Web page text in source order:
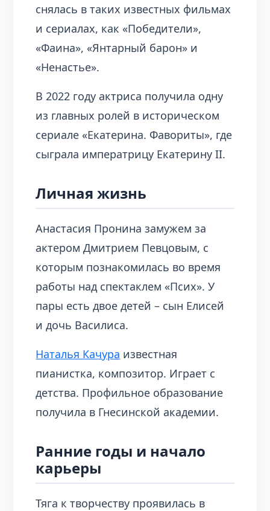
снялась в таких известных фильмах
и сериалах, как «Победители»,
«Фаина», «Янтарный барон» и
«Ненастье».
В 2022 году актриса получила одну
из главных ролей в историческом
сериале «Екатерина. Фавориты», где
сыграла императрицу Екатерину II.
Личная жизнь
Анастасия Пронина замужем за
актером Дмитрием Певцовым, с
которым познакомилась во время
работы над спектаклем «Псих». У
пары есть двое детей – сын Елисей
и дочь Василиса.
Наталья Качура известная
пианистка, композитор. Играет с
детства. Профильное образование
получила в Гнесинской академии.
Ранние годы и начало
карьеры
Тяга к творчеству проявилась в